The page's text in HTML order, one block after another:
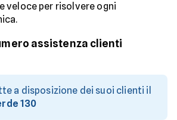
veloce per risolvere ogni
assistenza clienti
a disposizione dei suoi clienti il
130